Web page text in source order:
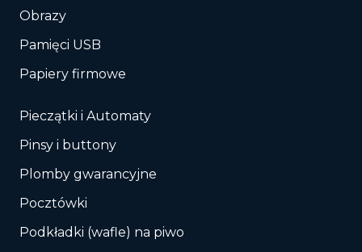
Obrazy
Pamięci USB
Papiery firmowe
Pieczątki i Automaty
Pinsy i buttony
Plomby gwarancyjne
Pocztówki
Podkładki (wafle) na piwo